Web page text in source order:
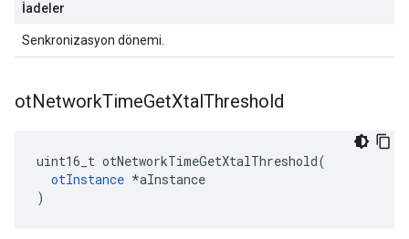
İadeler
Senkronizasyon dönemi.
otNetworkTimeGetXtalThreshold
uint16_t otNetworkTimeGetXtalThreshold(
otInstance *aInstance
)